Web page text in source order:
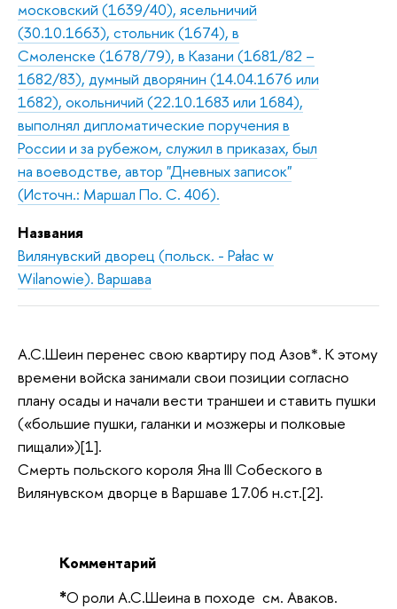
московский (1639/40), ясельничий
(30.10.1663), стольник (1674), в
Смоленске (1678/79), в Казани (1681/82 –
1682/83), думный дворянин (14.04.1676 или
1682), окольничий (22.10.1683 или 1684),
выполнял дипломатические поручения в
России и за рубежом, служил в приказах, был
на воеводстве, автор "Дневных записок"
(Источн.: Маршал По. С. 406).
Названия
Вилянувский дворец (польск. - Pałac w
Wilanowie). Варшава
А.С.Шеин перенес свою квартиру под Азов*. К этому
времени войска занимали свои позиции согласно
плану осады и начали вести траншеи и ставить пушки
(«большие пушки, галанки и мозжеры и полковые
пищали»)[1].
Смерть польского короля Яна III Собеского в
Вилянувском дворце в Варшаве 17.06 н.ст.[2].
Комментарий
*О роли А.С.Шеина в походе см. Аваков.